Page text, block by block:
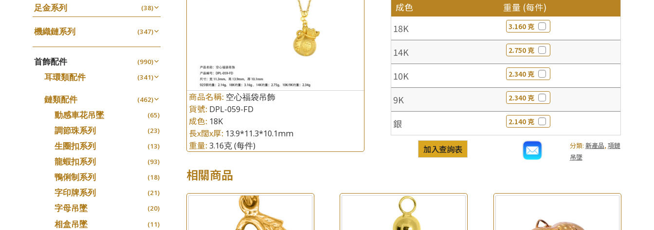
產品查詢 ×
*你的名字
商品名稱: 空心福袋吊飾
貨號: DPL-059-FD
成色: 18K
長x闊x厚: 13.9*11.3*10.1mm
重量: 3.16克(每件)
成色 重量 (每件)
18K 3.160 克
14K 2.750 克
10K 2.340 克
9K 2.340 克
銀 2.140 克
分類: 新產品, 項鏈
吊墜
加入查詢表
相關商品
足金系列 (38)
機織鏈系列 (347)
珠仔鏈 (25)
镶口链 (61)
管狀網鏈 (11)
十字鏈系列
十字車花鏈系列
十字閃O鏈系列
十字錘打鏈系列
側身車花鏈系列
側身鏈系列
肖邦鏈系列
雙十字鏈系列
水波鏈系列
首飾配件 (990)
耳環類配件 (341)
卷迫系列
螺絲迫系列
梅花迫系列
平臺迫系列
綫拍系列
美拍系列
耳針系列
耳環扣系列
耳綫/耳鈎系列
鏈類配件 (462)
動感車花吊墜 (65)
調節珠系列 (23)
生圈扣系列 (13)
龍蝦扣系列 (93)
鴨俐制系列 (18)
字印牌系列 (21)
字母吊墜 (20)
相盒吊墜 (11)